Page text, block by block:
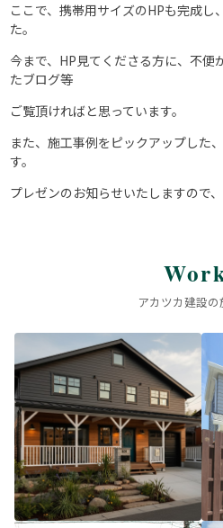
ここで、携帯用サイズのHPも完成し
た。
今まで、HP見てくださる方に、不便
たブログ等
ご覧頂ければと思っています。
また、施工事例をピックアップした
す。
プレゼンのお知らせいたしますので
アカツカ建設